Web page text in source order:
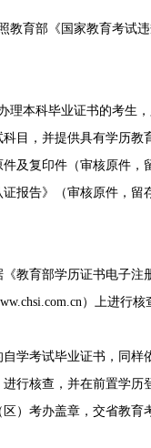
育部《国家教育考试违
本科毕业证书的考生，
目，并提供具有学历
及复印件（审核原件
报告》（审核原件，
育部学历证书电子注
）上进行核
学考试毕业证书，同样
进行核查，并在前置学
）考办盖章，交省教育